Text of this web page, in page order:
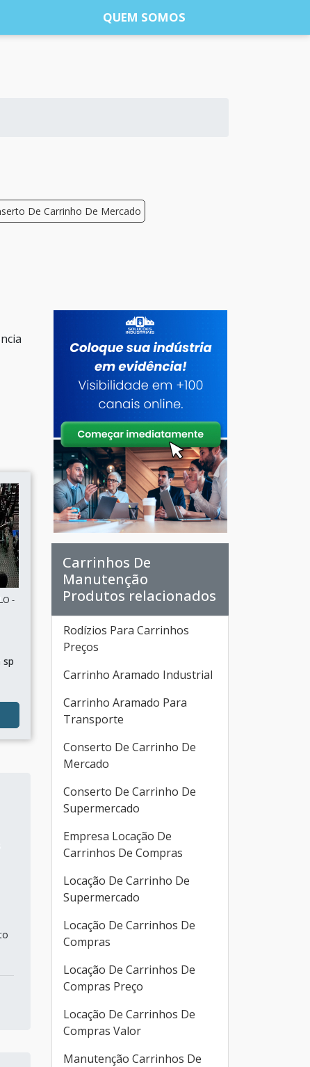
QUEM SOMOS
De Carrinho De Mercado
-
sp
Carrinhos De
Manutenção
Produtos relacionados
Rodízios Para Carrinhos
Preços
Carrinho Aramado Industrial
Carrinho Aramado Para
Transporte
Conserto De Carrinho De
Mercado
Conserto De Carrinho De
Supermercado
Empresa Locação De
Carrinhos De Compras
Locação De Carrinho De
Supermercado
Locação De Carrinhos De
Compras
Locação De Carrinhos De
Compras Preço
Locação De Carrinhos De
Compras Valor
Manutenção Carrinhos De